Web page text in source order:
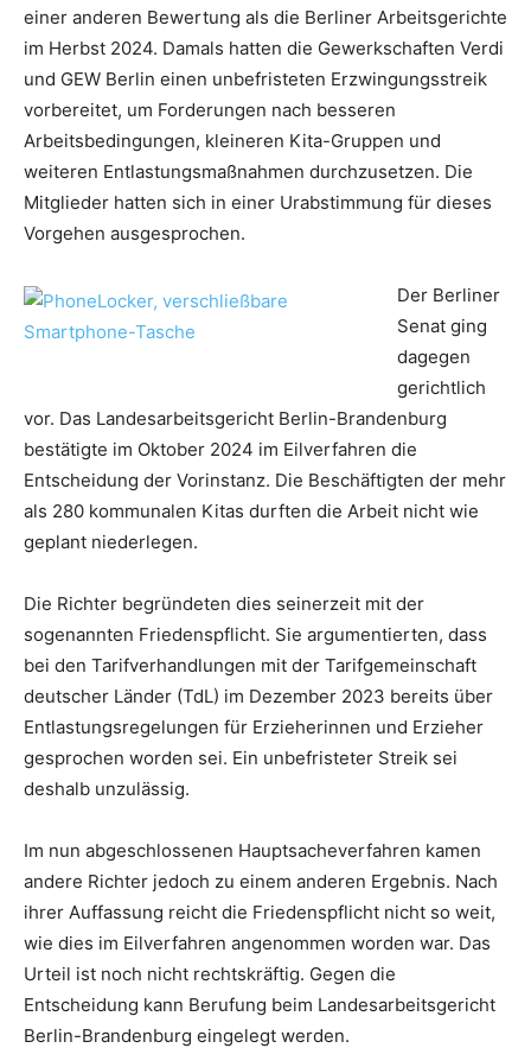
einer anderen Bewertung als die Berliner Arbeitsgerichte
im Herbst 2024. Damals hatten die Gewerkschaften Verdi
und GEW Berlin einen unbefristeten Erzwingungsstreik
vorbereitet, um Forderungen nach besseren
Arbeitsbedingungen, kleineren Kita-Gruppen und
weiteren Entlastungsmaßnahmen durchzusetzen. Die
Mitglieder hatten sich in einer Urabstimmung für dieses
Vorgehen ausgesprochen.
Der Berliner
Senat ging
dagegen
gerichtlich
vor. Das Landesarbeitsgericht Berlin-Brandenburg
bestätigte im Oktober 2024 im Eilverfahren die
Entscheidung der Vorinstanz. Die Beschäftigten der mehr
als 280 kommunalen Kitas durften die Arbeit nicht wie
geplant niederlegen.
Die Richter begründeten dies seinerzeit mit der
sogenannten Friedenspflicht. Sie argumentierten, dass
bei den Tarifverhandlungen mit der Tarifgemeinschaft
deutscher Länder (TdL) im Dezember 2023 bereits über
Entlastungsregelungen für Erzieherinnen und Erzieher
gesprochen worden sei. Ein unbefristeter Streik sei
deshalb unzulässig.
Im nun abgeschlossenen Hauptsacheverfahren kamen
andere Richter jedoch zu einem anderen Ergebnis. Nach
ihrer Auffassung reicht die Friedenspflicht nicht so weit,
wie dies im Eilverfahren angenommen worden war. Das
Urteil ist noch nicht rechtskräftig. Gegen die
Entscheidung kann Berufung beim Landesarbeitsgericht
Berlin-Brandenburg eingelegt werden.